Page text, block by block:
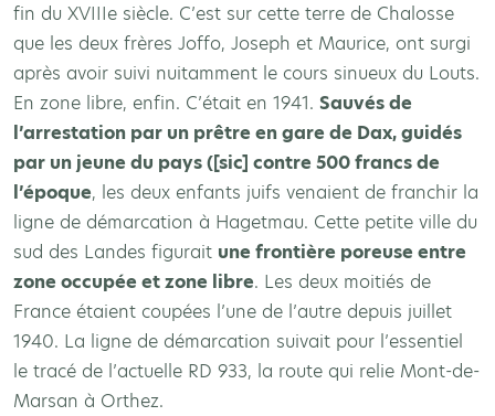
fin du XVIIIe siècle. C’est sur cette terre de Chalosse
que les deux frères Joffo, Joseph et Maurice, ont surgi
après avoir suivi nuitamment le cours sinueux du Louts.
En zone libre, enfin. C’était en 1941. Sauvés de
l’arrestation par un prêtre en gare de Dax, guidés
par un jeune du pays ([sic] contre 500 francs de
l’époque, les deux enfants juifs venaient de franchir la
ligne de démarcation à Hagetmau. Cette petite ville du
sud des Landes figurait une frontière poreuse entre
zone occupée et zone libre. Les deux moitiés de
France étaient coupées l’une de l’autre depuis juillet
1940. La ligne de démarcation suivait pour l’essentiel
le tracé de l’actuelle RD 933, la route qui relie Mont-de-
Marsan à Orthez.